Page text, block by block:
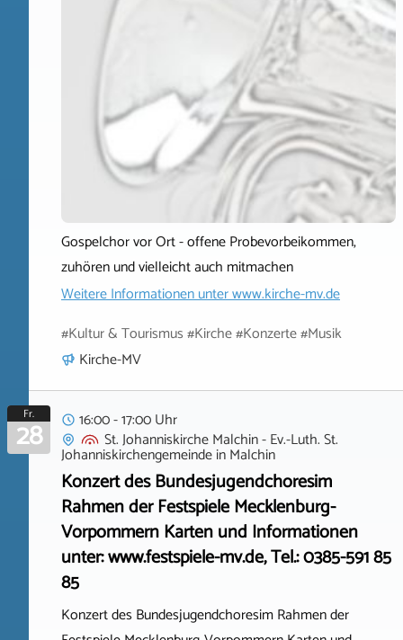
Gospelchor vor Ort - offene Probevorbeikommen,
zuhören und vielleicht auch mitmachen
Weitere Informationen unterwww.kirche-mv.de
#Kultur & Tourismus #Kirche #Konzerte #Musik
Kirche-MV
Fr.
28
16:00 - 17:00 Uhr
St. Johanniskirche Malchin - Ev.-Luth. St.
JohanniskirchengemeindeinMalchin
Konzert des Bundesjugendchoresim
Rahmen der Festspiele Mecklenburg-
Vorpommern Karten und Informationen
unter: www.festspiele-mv.de, Tel.: 0385-591 85
85
Konzert des Bundesjugendchoresim Rahmen der